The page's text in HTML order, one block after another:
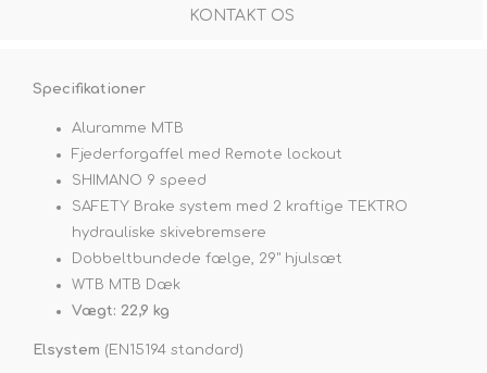
KONTAKT OS
Specifikationer
Aluramme MTB
Fjederforgaffel med Remote lockout
SHIMANO 9 speed
SAFETY Brake system med 2 kraftige TEKTRO
hydrauliske skivebremsere
Dobbeltbundede fælge, 29" hjulsæt
WTB MTB Dæk
Vægt: 22,9 kg
Elsystem (EN15194 standard)